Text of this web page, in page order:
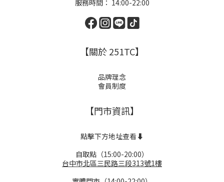
服務時間： 14:00-22:00
【關於 251TC】
品牌理念
會員制度
【門市資訊】
點擊下方地址查看⬇️
自取點（15:00-20:00）
台中市北區三民路三段313號1樓